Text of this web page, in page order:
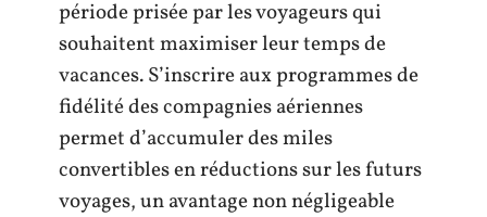
période prisée par les voyageurs qui
souhaitent maximiser leur temps de
vacances. S’inscrire aux programmes de
fidélité des compagnies aériennes
permet d’accumuler des miles
convertibles en réductions sur les futurs
voyages, un avantage non négligeable